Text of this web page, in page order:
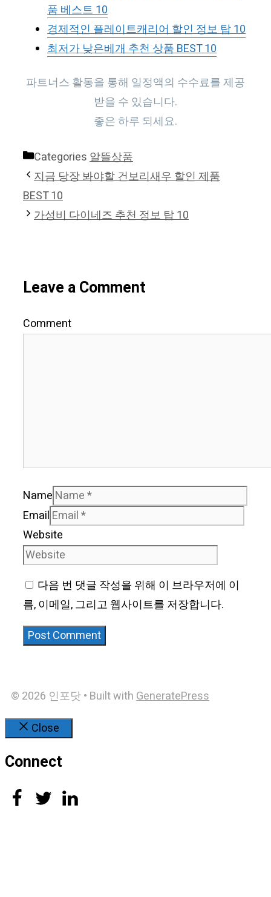
품 베스트 10
경제적인 플레이트캐리어 할인 정보 탑 10
최저가 낮은베개 추천 상품 BEST 10
파트너스 활동을 통해 일정액의 수수료를 제공
받을 수 있습니다.
좋은 하루 되세요.
Categories알뜰상품
지금 당장 봐야할 건보리새우 할인 제품
BEST 10
가성비 다이네즈 추천 정보 탑 10
Leave a Comment
Comment
Name
Email
Website
다음 번 댓글 작성을 위해 이 브라우저에 이
름, 이메일, 그리고 웹사이트를 저장합니다.
© 2026 인포닷• Built withGeneratePress
Close
Connect